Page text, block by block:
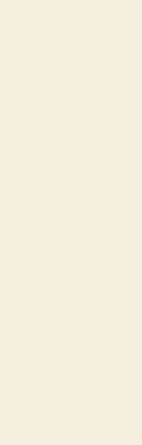
height:
height:
pagead/